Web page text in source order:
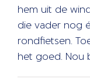
hem uit de
die vader nog
rondfietsen.
het goed. Nou